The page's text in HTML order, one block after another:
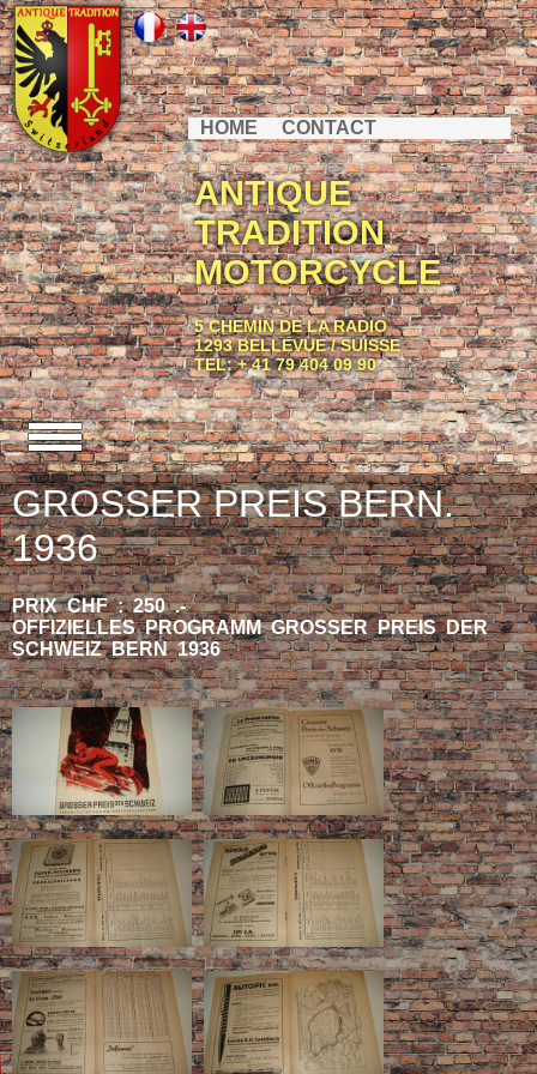
HOME CONTACT
ANTIQUE
TRADITION
MOTORCYCLE
5 CHEMIN DE LA RADIO
1293 BELLEVUE / SUISSE
TEL: + 41 79 404 09 90
GROSSER PREIS BERN.
1936
PRIX CHF : 250 .-
OFFIZIELLES PROGRAMM GROSSER PREIS DER
SCHWEIZ BERN 1936